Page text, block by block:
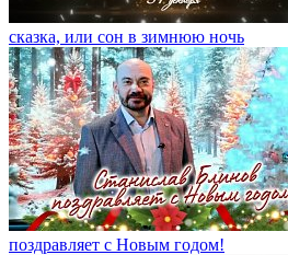
сказка, или сон в зимнюю ночь
поздравляет с Новым годом!